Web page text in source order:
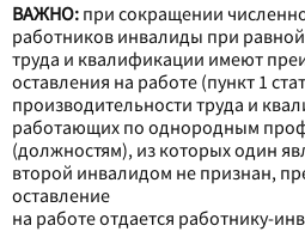
ВАЖНО: при сокращении
работников инвалиды при
труда и квалификации имеют
оставления на работе (пункт 1
производительности труда и
работающих по однородным
(должностям), из которых один
второй инвалидом не признан,
оставление
на работе отдается работнику-